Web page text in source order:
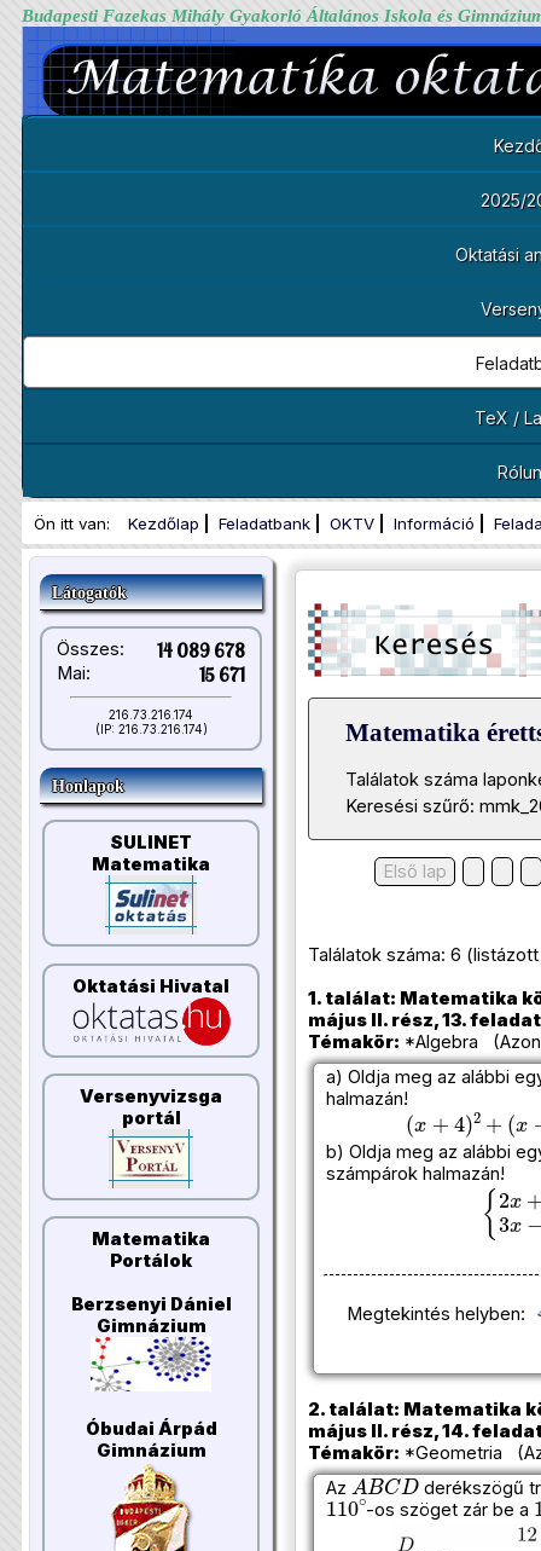
Budapesti Fazekas Mihály Gyakorló Általános Iskola és
2025/
Oktatási
TeX /
Ön itt van: Kezdőlap Feladatbank OKTV Információ
Látogatók
Összes: 14 089 678
Mai: 15 671
216.73.216.174
(IP: 216.73.216.174)
Honlapok
SULINET
Matematika
Oktatási Hivatal
Versenyvizsga
portál
Matematika
Portálok
Berzsenyi Dániel
Gimnázium
Óbudai Árpád
Gimnázium
Matematika
Találatok száma
Keresési szűrő:
Első lap
Találatok száma: 6
1. találat: Matematika
május II. rész, 13. feladat
Témakör: *Algebra
a) Oldja meg az alábbi
halmazán!( )2+ +
b) Oldja meg az alábbi
számpárok halmazán!
{2x+y
Megtekintés helyben:
2. találat: Matematika
május II. rész, 14.
Témakör: *Geometria
Az
ABCD
derékszögű
110∘
-os szöget zár be a